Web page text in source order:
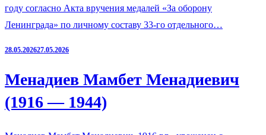
году согласно Акта вручения медалей «За оборону
Ленинграда» по личному составу 33-го отдельного…
28.05.202627.05.2026
Менадиев Мамбет Менадиевич
(1916 — 1944)